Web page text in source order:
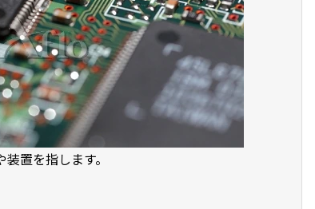
置を指します。